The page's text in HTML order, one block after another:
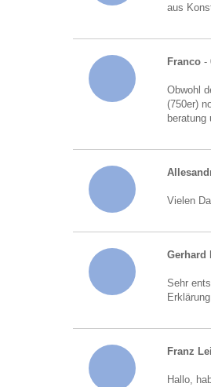
aus
Franco -
Obwohl
(750er)
Vielen
Gerhard
Sehr
Franz
Hallo,